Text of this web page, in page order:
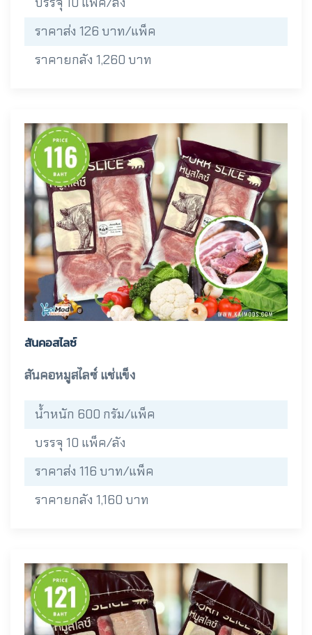
ราคาส่ง 126 บาท/แพ็ค
ราคายกลัง 1,260 บาท
สันคอสไลซ์
สันคอหมูสไลซ์ แช่แข็ง
น้ำหนัก 600 กรัม/แพ็ค
บรรจุ 10 แพ็ค/ลัง
ราคาส่ง 116 บาท/แพ็ค
ราคายกลัง 1,160 บาท